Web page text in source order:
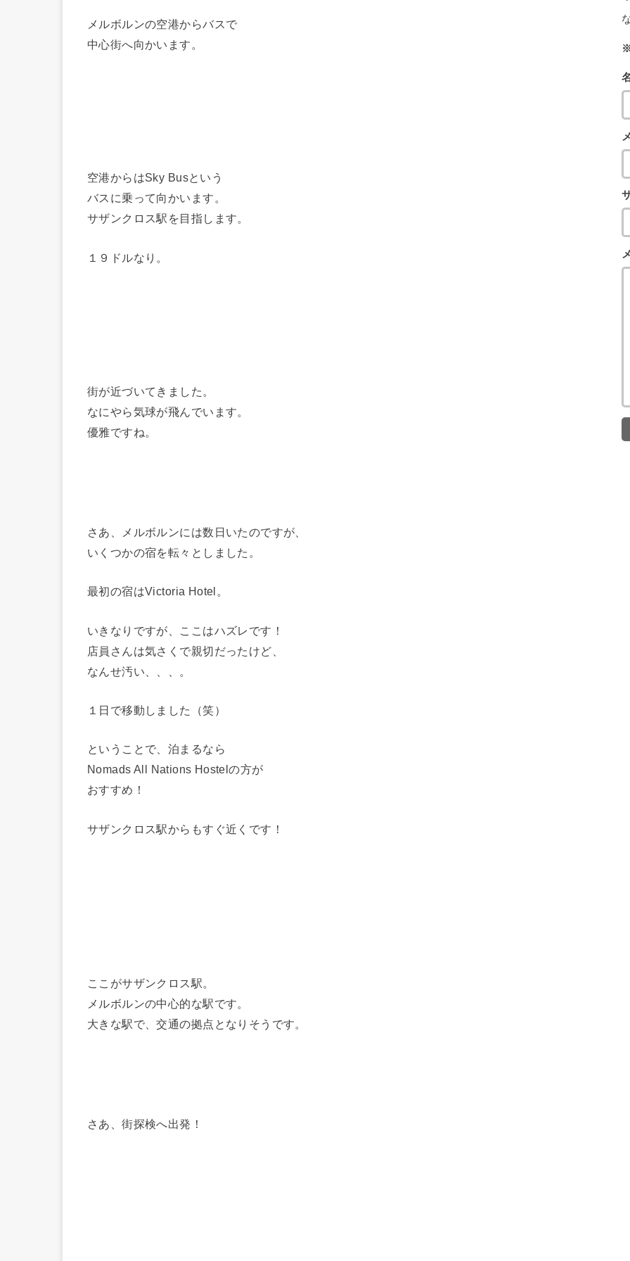
メルボルンの空港からバスで
中心街へ向かいます。
空港からはSky Busという
バスに乗って向かいます。
サザンクロス駅を目指します。
１９ドルなり。
街が近づいてきました。
なにやら気球が飛んでいます。
優雅ですね。
さあ、メルボルンには数日いたのですが、
いくつかの宿を転々としました。
最初の宿はVictoria Hotel。
いきなりですが、ここはハズレです！
店員さんは気さくで親切だったけど、
なんせ汚い、、、。
１日で移動しました（笑）
ということで、泊まるなら
Nomads All Nations Hostelの方が
おすすめ！
サザンクロス駅からもすぐ近くです！
ここがサザンクロス駅。
メルボルンの中心的な駅です。
大きな駅で、交通の拠点となりそうです。
さあ、街探検へ出発！